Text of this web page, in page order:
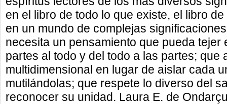
en el libro de todo lo que existe, el libro
en un mundo de complejas
necesita un pensamiento que pueda
partes al todo y del todo a las partes; que
multidimensional en lugar de aislar cada
mutilándolas; que respete lo diverso del
reconocer su unidad. Laura E. de